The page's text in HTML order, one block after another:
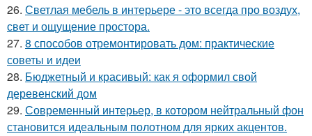
26. Светлая мебель в интерьере - это всегда про воздух,
свет и ощущение простора.
27. 8 способов отремонтировать дом: практические
советы и идеи
28. Бюджетный и красивый: как я оформил свой
деревенский дом
29. Современный интерьер, в котором нейтральный фон
становится идеальным полотном для ярких акцентов.